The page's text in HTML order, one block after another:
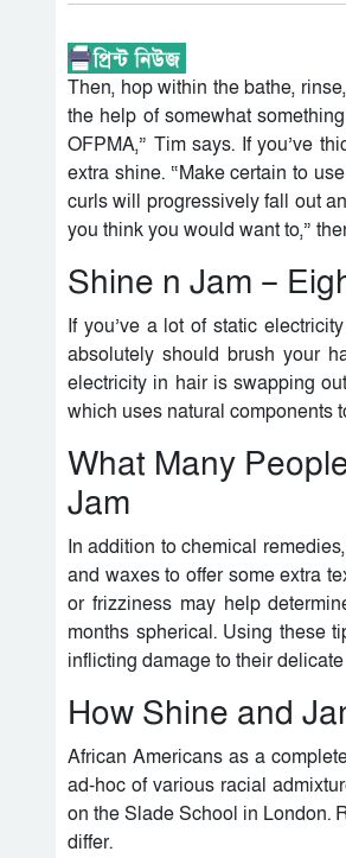
Then, hop within the bathe,
the help of somewhat
OFPMA,” Tim says. If you’ve
extra shine. “Make certain to
curls will progressively fall out
you think you would want to,”
Shine n Jam –
If you’ve a lot of static
absolutely should brush your
electricity in hair is swapping
which uses natural components
What Many
Jam
In addition to chemical
and waxes to offer some extra
or frizziness may help
months spherical. Using these
inflicting damage to their
How Shine and
African Americans as a
ad-hoc of various racial
on the Slade School in London.
differ.